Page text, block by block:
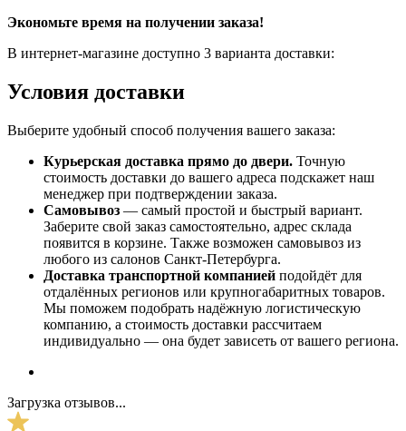
Экономьте время на получении заказа!
В интернет-магазине доступно 3 варианта доставки:
Условия доставки
Выберите удобный способ получения вашего заказа:
Курьерская доставка прямо до двери. Точную
стоимость доставки до вашего адреса подскажет наш
менеджер при подтверждении заказа.
Самовывоз — самый простой и быстрый вариант.
Заберите свой заказ самостоятельно, адрес склада
появится в корзине. Также возможен самовывоз из
любого из салонов Санкт-Петербурга.
Доставка транспортной компанией подойдёт для
отдалённых регионов или крупногабаритных товаров.
Мы поможем подобрать надёжную логистическую
компанию, а стоимость доставки рассчитаем
индивидуально — она будет зависеть от вашего региона.
Загрузка отзывов...